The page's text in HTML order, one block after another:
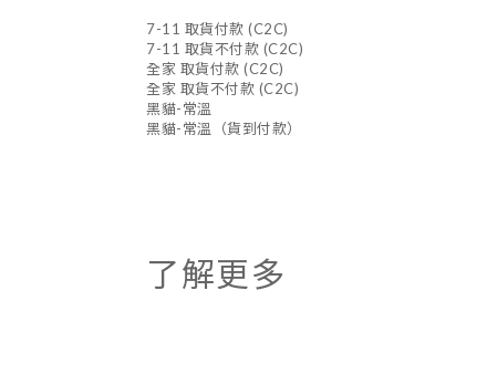
7-11 取貨付款 (C2C)
7-11 取貨不付款 (C2C)
全家 取貨付款 (C2C)
全家 取貨不付款 (C2C)
黑貓-常溫
黑貓-常溫（貨到付款）
了解更多